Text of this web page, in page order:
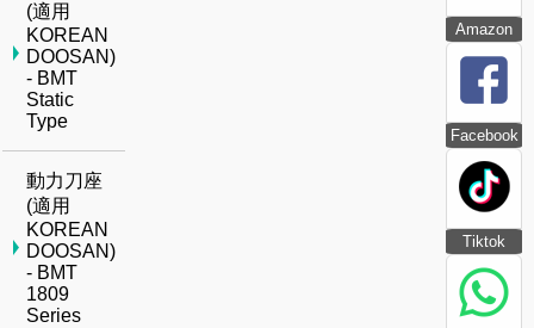
Amazon
Facebook
Tiktok
(適用
KOREAN
DOOSAN)
- BMT
Static
Type
動力刀座
(適用
KOREAN
DOOSAN)
- BMT
1809
Series